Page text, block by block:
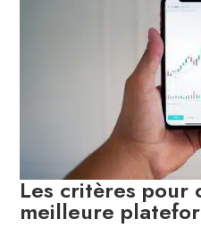
Les critères pour
meilleure